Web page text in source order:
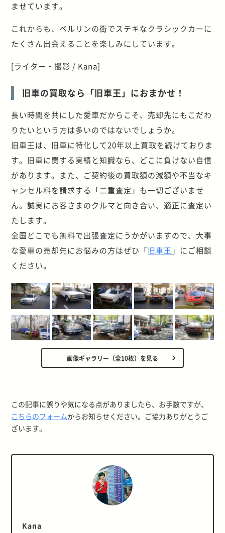
ませています。
これからも、ベルリンの街でステキなクラシックカーに
たくさん出会えることを楽しみにしています。
[ライター・撮影 / Kana]
旧車の買取なら「旧車王」におまかせ！
長い時間を共にした愛車だからこそ、売却先にもこだわ
りたいという方は多いのではないでしょうか。
旧車王は、旧車に特化して20年以上買取を続けておりま
す。旧車に関する実績と知識なら、どこに負けない自信
があります。また、ご契約後の買取額の減額や不当なキ
ャンセル料を請求する「二重査定」も一切ございませ
ん。誠実にお客さまのクルマと向き合い、適正に査定い
たします。
全国どこでも無料で出張査定にうかがいますので、大事
な愛車の売却先にお悩みの方はぜひ「旧車王 」にご相談
ください。
画像ギャラリー（全10枚）を見る
この記事に誤りや気になる点がありましたら、お手数ですが、
こちらのフォームからお知らせください。ご協力ありがとうご
ざいます。
Kana